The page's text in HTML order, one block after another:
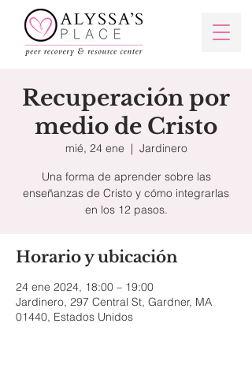
Recuperación por
medio de Cristo
mié, 24 ene
  |
Jardinero
Una forma de aprender sobre las
enseñanzas de Cristo y cómo integrarlas
en los 12 pasos.
Horario y ubicación
24 ene 2024, 18:00 – 19:00
Jardinero, 297 Central St, Gardner, MA
01440, Estados Unidos